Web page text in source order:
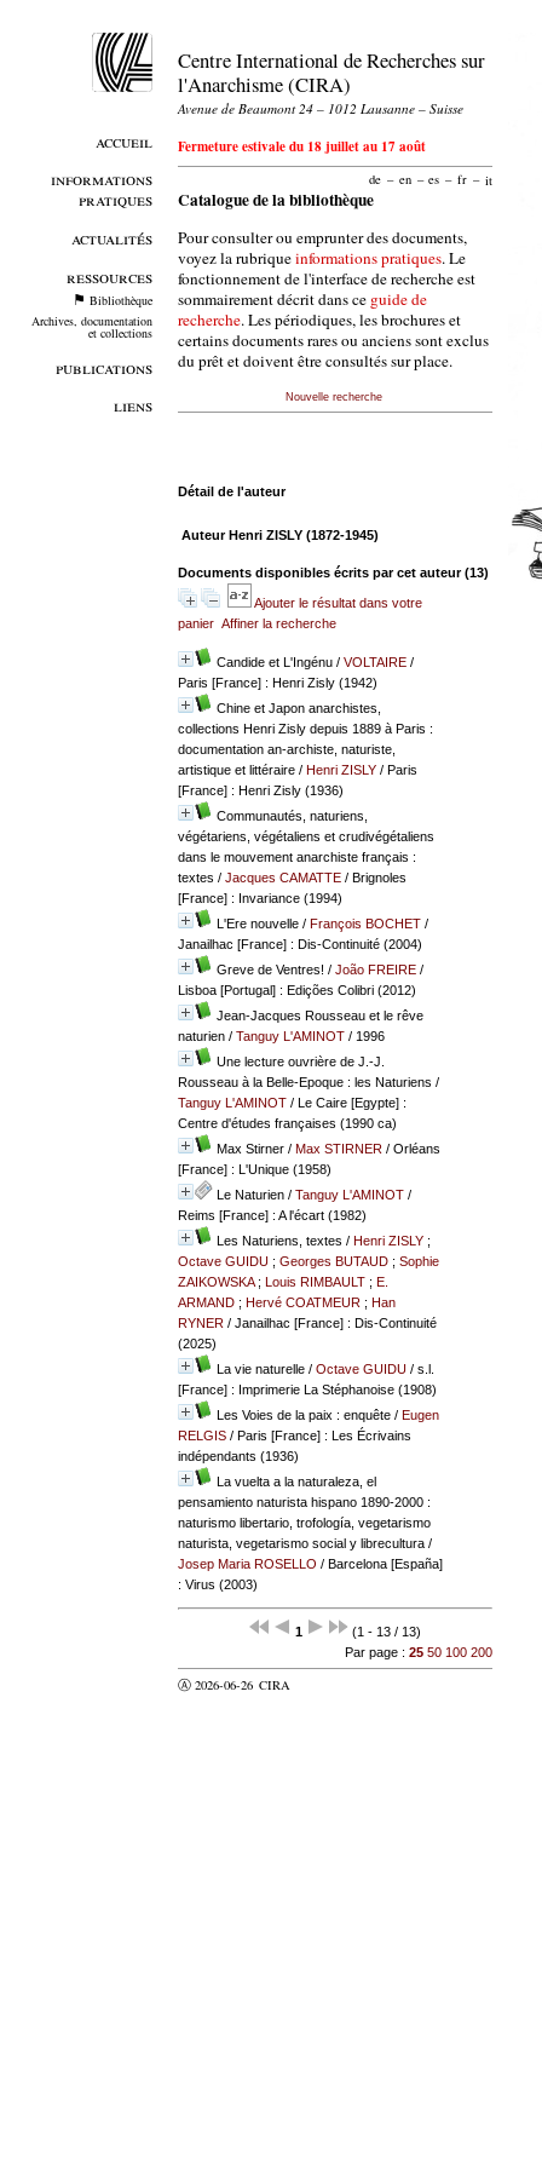
accueil
informations
pratiques
actualités
ressources
Bibliothèque
Archives, documentation
et collections
publications
liens
Centre International de Recherches sur
l'Anarchisme (CIRA)
Avenue de Beaumont 24 – 1012 Lausanne – Suisse
Fermeture estivale du 18 juillet au 17 août
de – en – es – fr – it
Catalogue de la bibliothèque
Pour consulter ou emprunter des documents,
voyez la rubriqueinformations pratiques. Le
fonctionnement de l'interface de recherche est
sommairement décrit dans ce guide de
recherche. Les périodiques, les brochures et
certains documents rares ou anciens sont exclus
du prêt et doivent être consultés sur place.
Nouvelle recherche
Détail de l'auteur
Auteur Henri ZISLY (1872-1945)
Documents disponibles écrits par cet auteur (13)
Ajouter le résultat dans votre
panier Affiner la recherche
Candide et L'Ingénu/ VOLTAIRE/
Paris [France] : Henri Zisly (1942)
Chine et Japon anarchistes,
collections Henri Zisly depuis 1889 à Paris :
documentation an-archiste, naturiste,
artistique et littéraire/ Henri ZISLY/ Paris
[France] : Henri Zisly (1936)
Communautés, naturiens,
végétariens, végétaliens et crudivégétaliens
dans le mouvement anarchiste français :
textes / Jacques CAMATTE/ Brignoles
[France] : Invariance (1994)
L'Ere nouvelle/ François BOCHET/
Janailhac [France] : Dis-Continuité (2004)
Greve de Ventres! / João FREIRE/
Lisboa [Portugal] : Edições Colibri (2012)
Jean-Jacques Rousseau et le rêve
naturien/ Tanguy L'AMINOT/ 1996
Une lecture ouvrière de J.-J.
Rousseau à la Belle-Epoque : les Naturiens /
Tanguy L'AMINOT/ Le Caire [Egypte] :
Centre d'études françaises (1990 ca)
Max Stirner/ Max STIRNER/ Orléans
[France] : L'Unique (1958)
Le Naturien/ Tanguy L'AMINOT/
Reims [France] : A l'écart (1982)
Les Naturiens, textes / Henri ZISLY;
Octave GUIDU; Georges BUTAUD; Sophie
ZAIKOWSKA; Louis RIMBAULT; E.
ARMAND; Hervé COATMEUR; Han
RYNER/ Janailhac [France] : Dis-Continuité
(2025)
La vie naturelle/ Octave GUIDU/ s.l.
[France] : Imprimerie La Stéphanoise (1908)
Les Voies de la paix : enquête/ Eugen
RELGIS/ Paris [France] : Les Écrivains
indépendants (1936)
La vuelta a la naturaleza, el
pensamiento naturista hispano 1890-2000 :
naturismo libertario, trofología, vegetarismo
naturista, vegetarismo social y librecultura/
Josep Maria ROSELLO / Barcelona [España]
: Virus (2003)
1
(1 - 13 / 13)
Par page : 25 50 100 200
Ⓐ 2026-06-26 CIRA